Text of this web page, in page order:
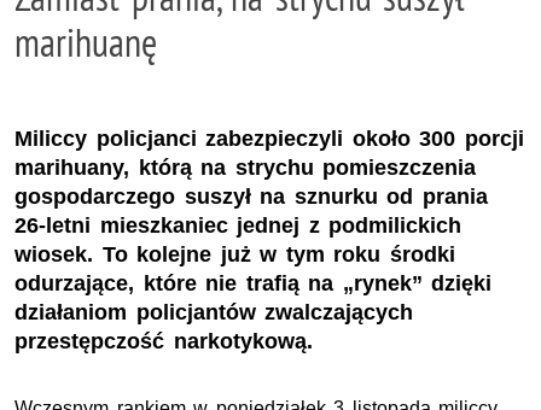
marihuanę
Miliccy policjanci zabezpieczyli około 300 porcji
marihuany, którą na strychu pomieszczenia
gospodarczego suszył na sznurku od prania
26-letni mieszkaniec jednej z podmilickich
wiosek. To kolejne już w tym roku środki
odurzające, które nie trafią na „rynek” dzięki
działaniom policjantów zwalczających
przestępczość narkotykową.